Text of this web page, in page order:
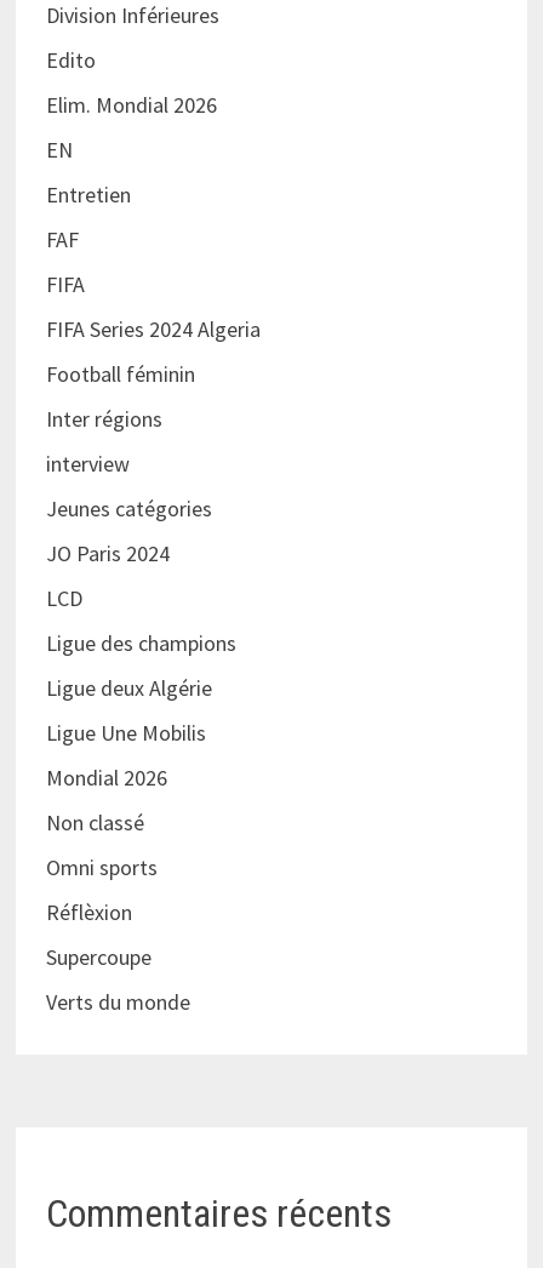
Division Inférieures
Edito
Elim. Mondial 2026
EN
Entretien
FAF
FIFA
FIFA Series 2024 Algeria
Football féminin
Inter régions
interview
Jeunes catégories
JO Paris 2024
LCD
Ligue des champions
Ligue deux Algérie
Ligue Une Mobilis
Mondial 2026
Non classé
Omni sports
Réflèxion
Supercoupe
Verts du monde
Commentaires récents